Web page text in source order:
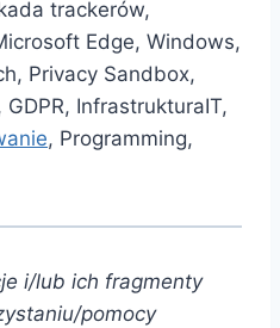
trackerów,
Edge, Windows,
Privacy Sandbox,
InfrastrukturaIT,
, Programming,
i/lub ich fragmenty
pomocy